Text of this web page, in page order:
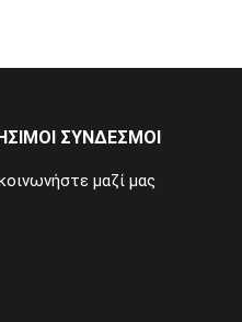
ΣΥΝΔΕΣΜΟΙ
μαζί μας